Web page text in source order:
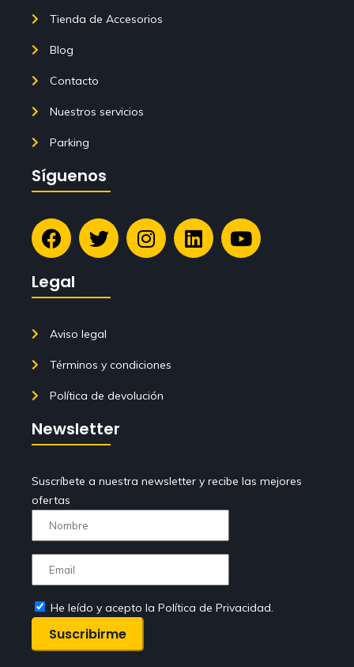
Tienda de Accesorios
Blog
Contacto
Nuestros servicios
Parking
Síguenos
Legal
Aviso legal
Términos y condiciones
Política de devolución
Newsletter
Suscríbete a nuestra newsletter y recibe las mejores
ofertas
He leído y acepto la Política de Privacidad.